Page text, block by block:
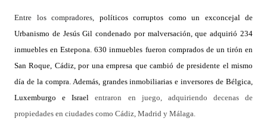
Entre los compradores, políticos corruptos como un exconcejal de
Urbanismo de Jesús Gil condenado por malversación, que adquirió 234
inmuebles en Estepona.630 inmuebles fueron comprados de un tirón en
San Roque, Cádiz, por una empresa que cambió de presidente el mismo
día de la compra. Además, grandes inmobiliarias e inversores de Bélgica,
Luxemburgo e Israelentraron en juego, adquiriendo decenas de
propiedades en ciudades como Cádiz, Madrid y Málaga.